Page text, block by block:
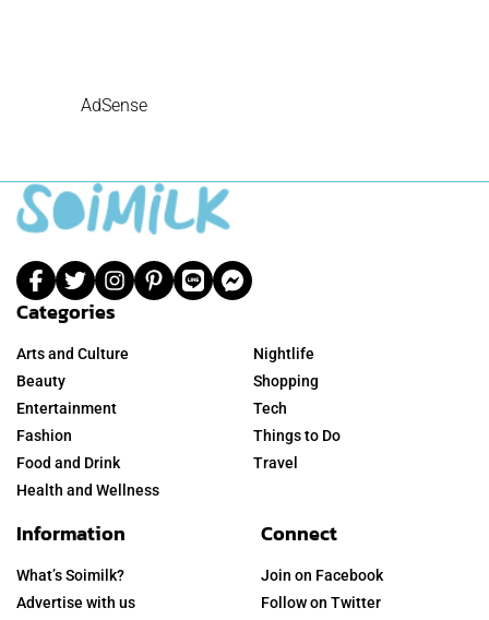
AdSense
Categories
Arts and Culture
Beauty
Entertainment
Fashion
Food and Drink
Health and Wellness
Nightlife
Shopping
Tech
Things to Do
Travel
Information
What’s Soimilk?
Advertise with us
Connect
Join on Facebook
Follow on Twitter